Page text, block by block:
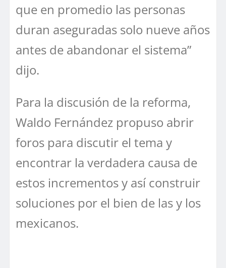
que en promedio las personas
duran aseguradas solo nueve años
antes de abandonar el sistema”
dijo.
Para la discusión de la reforma,
Waldo Fernández propuso abrir
foros para discutir el tema y
encontrar la verdadera causa de
estos incrementos y así construir
soluciones por el bien de las y los
mexicanos.